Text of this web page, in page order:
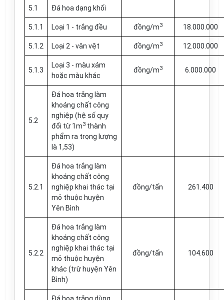
5.1 Đá hoa dạng khối
5.1.1 Loại 1 - trắng đều đồng/m3 18.000.000
5.1.2 Loại 2 - vân vệt đồng/m3 12.000.000
5.1.3
Loại 3 - màu xám
hoặc màu khác
đồng/m3 6.000.000
5.2
Đá hoa trắng làm
khoáng chất công
nghiệp (hệ số quy
đổi từ 1m3 thành
phẩm ra trọng lượng
là 1,53)
5.2.1
Đá hoa trắng làm
khoáng chất công
nghiệp khai thác tại
mỏ thuộc huyện
Yên Bình
đồng/tấn 261.400
5.2.2
Đá hoa trắng làm
khoáng chất công
nghiệp khai thác tại
mỏ thuộc huyện
khác (trừ huyện Yên
Bình)
đồng/tấn 104.600